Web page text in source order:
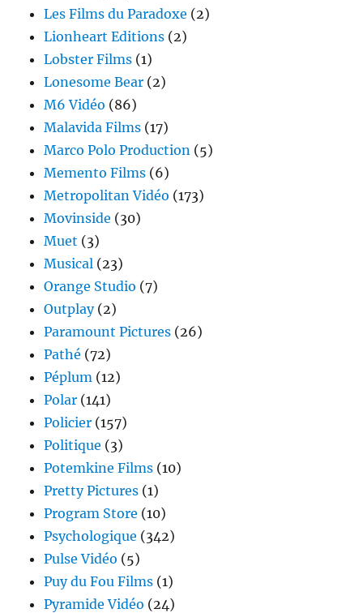
Les Films du Paradoxe (2)
Lionheart Editions (2)
Lobster Films (1)
Lonesome Bear (2)
M6 Vidéo (86)
Malavida Films (17)
Marco Polo Production (5)
Memento Films (6)
Metropolitan Vidéo (173)
Movinside (30)
Muet (3)
Musical (23)
Orange Studio (7)
Outplay(2)
Paramount Pictures (26)
Pathé (72)
Péplum (12)
Polar (141)
Policier (157)
Politique (3)
Potemkine Films (10)
Pretty Pictures (1)
Program Store (10)
Psychologique (342)
Pulse Vidéo (5)
Puy du Fou Films (1)
Pyramide Vidéo (24)